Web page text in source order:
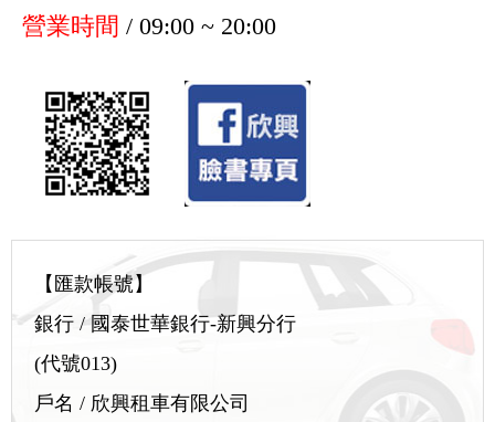
營業時間 / 09:00 ~ 20:00
【匯款帳號】
銀行 / 國泰世華銀行-新興分行
(代號013)
戶名 / 欣興租車有限公司